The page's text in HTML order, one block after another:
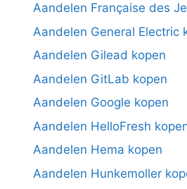
Aandelen Française des
Aandelen General Electric
Aandelen Gilead kopen
Aandelen GitLab kopen
Aandelen Google kopen
Aandelen HelloFresh
Aandelen Hema kopen
Aandelen Hunkemoller